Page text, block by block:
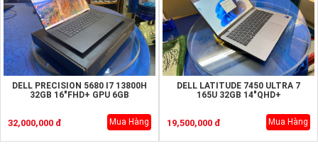
DELL PRECISION 5680 I7 13800H
32GB 16"FHD+ GPU 6GB
32,000,000 đ Mua Hàng
DELL LATITUDE 7450 ULTRA 7
165U 32GB 14"QHD+
19,500,000 đ Mua Hàng